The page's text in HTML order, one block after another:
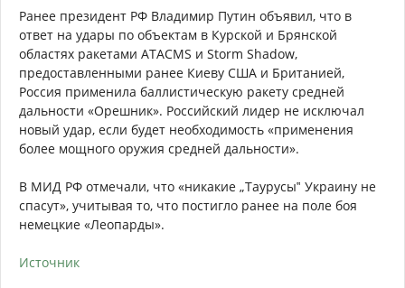
Ранее президент РФ Владимир Путин объявил, что в
ответ на удары по объектам в Курской и Брянской
областях ракетами ATACMS и Storm Shadow,
предоставленными ранее Киеву США и Британией,
Россия применила баллистическую ракету средней
дальности «Орешник». Российский лидер не исключал
новый удар, если будет необходимость «применения
более мощного оружия средней дальности».
В МИД РФ отмечали, что «никакие „Таурусы‟ Украину не
спасут», учитывая то, что постигло ранее на поле боя
немецкие «Леопарды».
Источник